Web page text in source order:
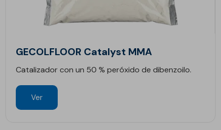
GECOLFLOOR Catalyst MMA
Catalizador con un 50 % peróxido de dibenzoilo.
Ver